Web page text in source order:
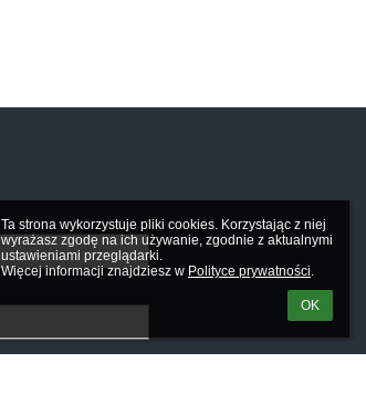
Ta strona wykorzystuje pliki cookies. Korzystając z niej
wyrażasz zgodę na ich używanie, zgodnie z aktualnymi
ustawieniami przeglądarki.
Więcej informacji znajdziesz w Polityce prywatności.
OK